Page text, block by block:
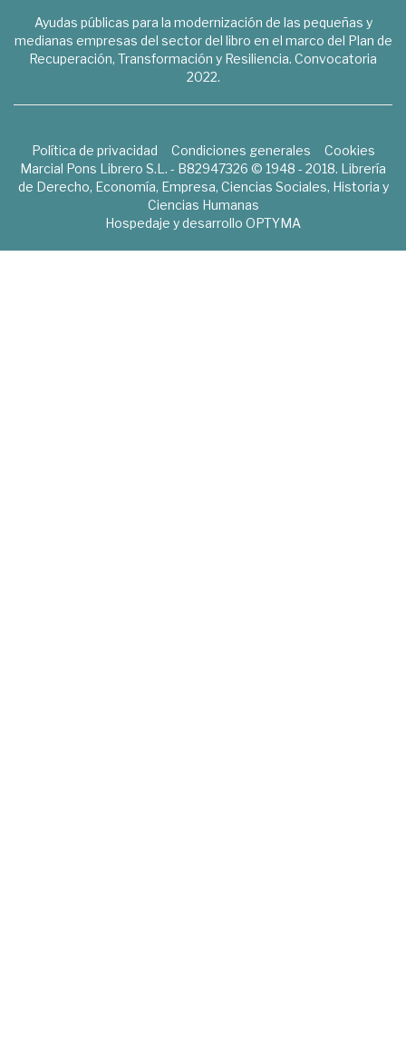
Ayudas públicas para la modernización de las pequeñas y
medianas empresas del sector del libro en el marco del Plan de
Recuperación, Transformación y Resiliencia. Convocatoria
2022.
Política de privacidad Condiciones generales
Cookies
Marcial Pons Librero S.L. - B82947326 © 1948 - 2018. Librería
de Derecho, Economía, Empresa, Ciencias Sociales, Historia y
Ciencias Humanas
Hospedaje y desarrollo OPTYMA